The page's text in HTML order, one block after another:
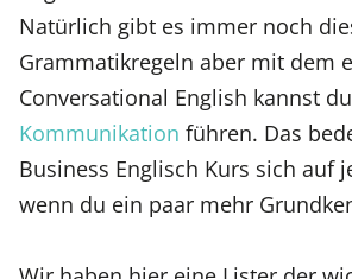
Natürlich gibt es immer noch
Grammatikregeln aber mit dem
Conversational English kannst
Kommunikation führen. Das
Business Englisch Kurs sich auf
wenn du ein paar mehr